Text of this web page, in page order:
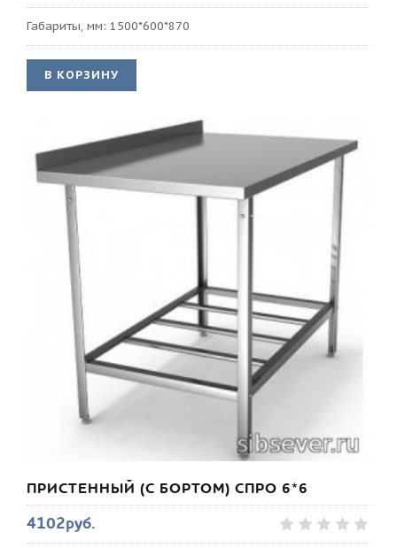
Габариты, мм: 1500*600*870
В КОРЗИНУ
ПРИСТЕННЫЙ (С БОРТОМ) СПРО 6*6
4102руб.